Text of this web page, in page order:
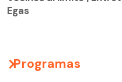
Egas
Programas